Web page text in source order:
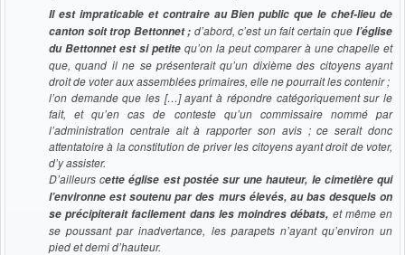
Il est impraticable et contraire au Bien public que le chef-lieu de
canton soit trop Bettonnet ; d’abord, c’est un fait certain quel’église
du Bettonnet est si petite qu’on la peut comparer à une chapelle et
que, quand il ne se présenterait qu’un dixième des citoyens ayant
droit de voter aux assemblées primaires, elle ne pourrait les contenir ;
l’on demande que les […] ayant à répondre catégoriquement sur le
fait, et qu’en cas de conteste qu’un commissaire nommé par
l’administration centrale ait à rapporter son avis ; ce serait donc
attentatoire à la constitution de priver les citoyens ayant droit de voter,
d’y assister.
D’ailleurs cette église est postée sur une hauteur, le cimetière qui
l’environne est soutenu par des murs élevés, au bas desquels on
se précipiterait facilement dans les moindres débats, et même en
se poussant par inadvertance, les parapets n’ayant qu’environ un
pied et demi d’hauteur.